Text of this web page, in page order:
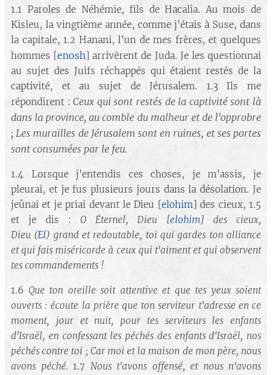
1.1 Paroles de Néhémie, fils de Hacalia. Au mois de
Kisleu, la vingtième année, comme j'étais à Suse, dans
la capitale, 1.2 Hanani, l'un de mes frères, et quelques
hommes [enosh] arrivèrent de Juda. Je les questionnai
au sujet des Juifs réchappés qui étaient restés de la
captivité, et au sujet de Jérusalem. 1.3 Ils me
répondirent :Ceux qui sont restés de la captivité sont là
dans la province, au comble du malheur et de l'opprobre
; Les murailles de Jérusalem sont en ruines, et ses portes
sont consumées par le feu.
1.4 Lorsque j'entendis ces choses, je m'assis, je
pleurai, et je fus plusieurs jours dans la désolation. Je
jeûnai et je priai devant le Dieu [elohim] des cieux, 1.5
et je dis : O Éternel, Dieu [elohim] des cieux,
Dieu (El) grand et redoutable, toi qui gardes ton alliance
et qui fais miséricorde à ceux qui t'aiment et qui observent
tes commandements !
1.6 Que ton oreille soit attentive et que tes yeux soient
ouverts : écoute la prière que ton serviteur t'adresse en ce
moment, jour et nuit, pour tes serviteurs les enfants
d'Israël, en confessant les péchés des enfants d'Israël, nos
péchés contre toi ; Car moi et la maison de mon père, nous
avons péché. 1.7 Nous t'avons offensé, et nous n'avons